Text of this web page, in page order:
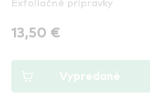
13,50 €
Vypredané